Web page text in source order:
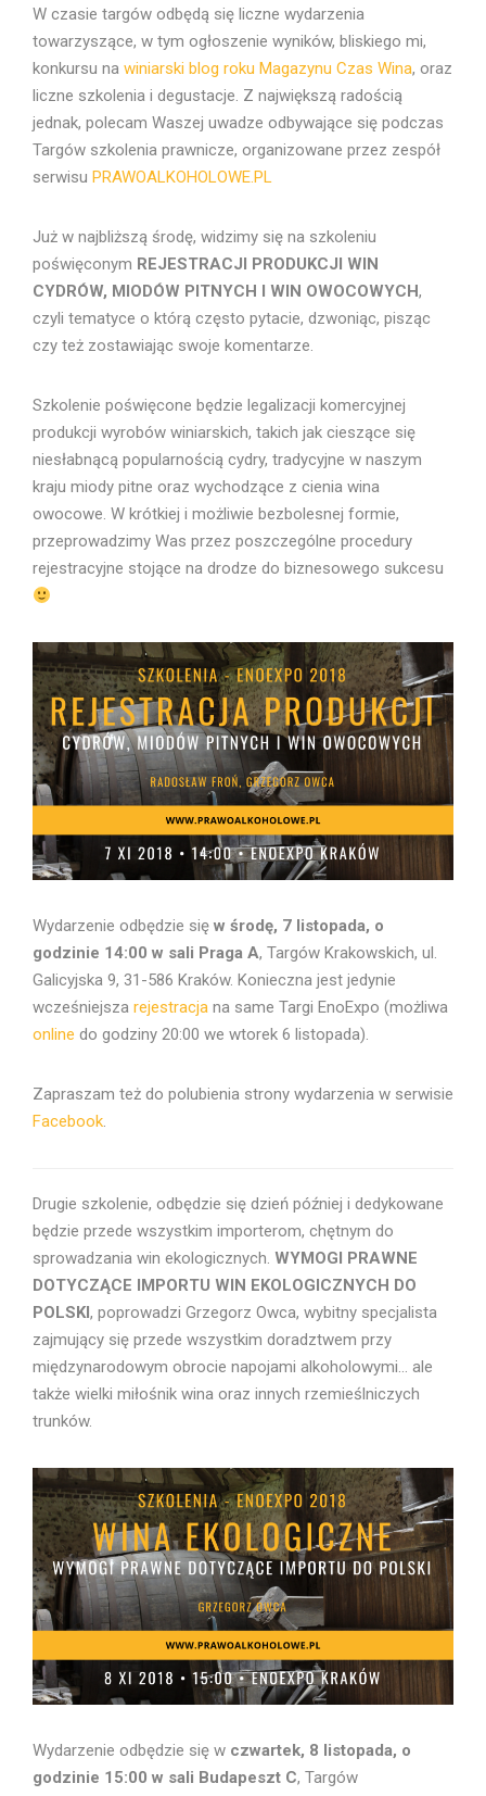
W czasie targów odbędą się liczne wydarzenia
towarzyszące, w tym ogłoszenie wyników, bliskiego mi,
konkursu na winiarski blog roku Magazynu Czas Wina, oraz
liczne szkolenia i degustacje. Z największą radością
jednak, polecam Waszej uwadze odbywające się podczas
Targów szkolenia prawnicze, organizowane przez zespół
serwisu PRAWOALKOHOLOWE.PL
Już w najbliższą środę, widzimy się na szkoleniu
poświęconym REJESTRACJI PRODUKCJI WIN
CYDRÓW, MIODÓW PITNYCH I WIN OWOCOWYCH,
czyli tematyce o którą często pytacie, dzwoniąc, pisząc
czy też zostawiając swoje komentarze.
Szkolenie poświęcone będzie legalizacji komercyjnej
produkcji wyrobów winiarskich, takich jak cieszące się
niesłabnącą popularnością cydry, tradycyjne w naszym
kraju miody pitne oraz wychodzące z cienia wina
owocowe. W krótkiej i możliwie bezbolesnej formie,
przeprowadzimy Was przez poszczególne procedury
rejestracyjne stojące na drodze do biznesowego sukcesu
Wydarzenie odbędzie się w środę, 7 listopada, o
godzinie 14:00 w sali Praga A, Targów Krakowskich, ul.
Galicyjska 9, 31-586 Kraków. Konieczna jest jedynie
wcześniejsza rejestracja na same Targi EnoExpo (możliwa
online do godziny 20:00 we wtorek 6 listopada).
Zapraszam też do polubienia strony wydarzenia w serwisie
Facebook.
Drugie szkolenie, odbędzie się dzień później i dedykowane
będzie przede wszystkim importerom, chętnym do
sprowadzania win ekologicznych. WYMOGI PRAWNE
DOTYCZĄCE IMPORTU WIN EKOLOGICZNYCH DO
POLSKI, poprowadzi Grzegorz Owca, wybitny specjalista
zajmujący się przede wszystkim doradztwem przy
międzynarodowym obrocie napojami alkoholowymi… ale
także wielki miłośnik wina oraz innych rzemieślniczych
trunków.
Wydarzenie odbędzie się w czwartek, 8 listopada, o
godzinie 15:00 w sali Budapeszt C, Targów